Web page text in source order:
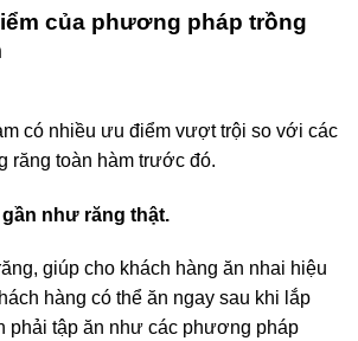
của phương pháp trồng
có nhiều ưu điểm vượt trội so với các
răng toàn hàm trước đó.
như răng thật.
giúp cho khách hàng ăn nhai hiệu
hàng có thể ăn ngay sau khi lắp
phải tập ăn như các phương pháp